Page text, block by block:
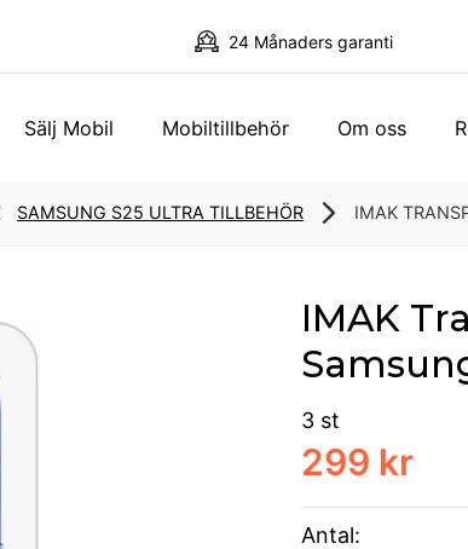
24 Månaders garanti
Sälj Mobil Mobiltillbehör Om oss
SAMSUNG S25 ULTRA TILLBEHÖR IMAK
IMAK
3 st
299 kr
Antal: